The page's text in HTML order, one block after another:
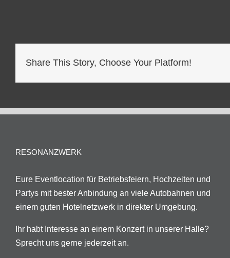
Share This Story, Choose Your Platform!
RESONANZWERK
Eure Eventlocation für Betriebsfeiern, Hochzeiten und
Partys mit bester Anbindung an viele Autobahnen und
einem guten Hotelnetzwerk in direkter Umgebung.
Ihr habt Interesse an einem Konzert in unserer Halle?
Sprecht uns gerne jederzeit an.